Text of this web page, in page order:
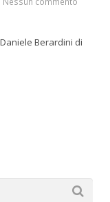
Berardini di